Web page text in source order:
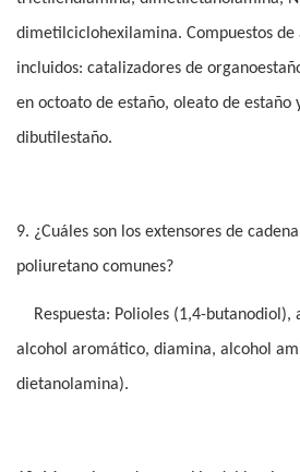
dimetilciclohexilamina. Compuestos
incluidos: catalizadores de
en octoato de estaño, oleato de estaño
dibutilestaño.
9. ¿Cuáles son los extensores de
poliuretano comunes?
Respuesta: Polioles (1,4-butanodiol),
alcohol aromático, diamina, alcohol
dietanolamina).